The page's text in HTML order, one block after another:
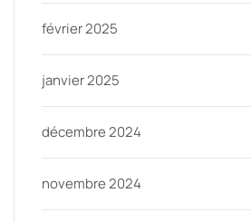
février 2025
janvier 2025
décembre 2024
novembre 2024